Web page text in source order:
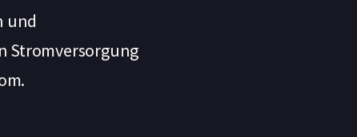
und
Stromversorgung